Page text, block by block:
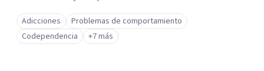
Adicciones
Problemas de comportamiento
Codependencia
+7 más